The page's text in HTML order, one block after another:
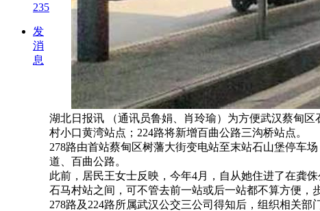
235
发
消
息
湖北日报讯 （通讯员鲁娟、肖玲瑜）为方便武汉蔡甸
村小口黄湾站点；224路将新增百曲公路三沟桥站点。
278路由首站蔡甸区树藩大街变电站至末站石山堡停车
道、百曲公路。
此前，居民王女士反映，今年4月，自从她住进了在龚
石马村站之间，可不管去前一站或后一站都不算方便，
278路及224路所属武汉公交三公司得知后，组织相关